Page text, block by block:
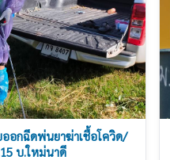
อกฉีดพ่นยาฆ่าเชื้อโควิด/
บ.ใหม่นาดี